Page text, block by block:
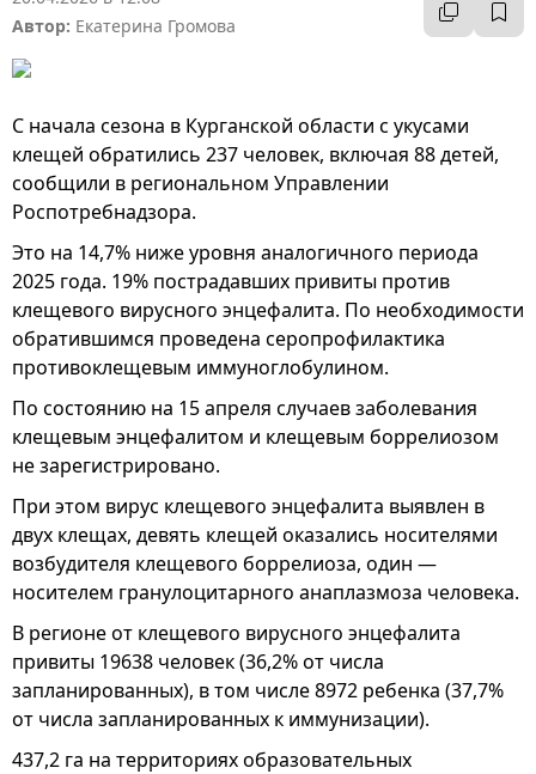
Автор: Екатерина Громова
С начала сезона в Курганской области с укусами
клещей обратились 237 человек, включая 88 детей,
сообщили в региональном Управлении
Роспотребнадзора.
Это на 14,7% ниже уровня аналогичного периода
2025 года. 19% пострадавших привиты против
клещевого вирусного энцефалита. По необходимости
обратившимся проведена серопрофилактика
противоклещевым иммуноглобулином.
По состоянию на 15 апреля случаев заболевания
клещевым энцефалитом и клещевым боррелиозом
не зарегистрировано.
При этом вирус клещевого энцефалита выявлен в
двух клещах, девять клещей оказались носителями
возбудителя клещевого боррелиоза, один —
носителем гранулоцитарного анаплазмоза человека.
В регионе от клещевого вирусного энцефалита
привиты 19638 человек (36,2% от числа
запланированных), в том числе 8972 ребенка (37,7%
от числа запланированных к иммунизации).
437,2 га на территориях образовательных